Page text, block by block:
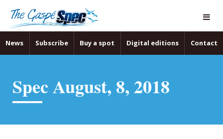
News Subscribe Buy a spot Digital editions Contact
Spec August, 8, 2018